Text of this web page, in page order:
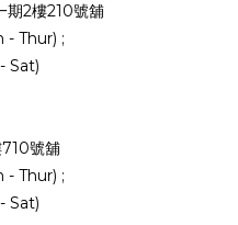
期2樓210號舖
- Thur) ;
Sat)
號舖
- Thur) ;
Sat)